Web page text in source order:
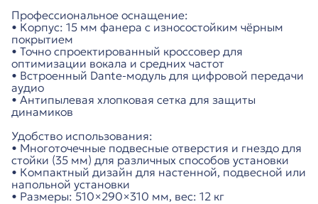
Профессиональное оснащение:
• Корпус: 15 мм фанера с износостойким чёрным
покрытием
• Точно спроектированный кроссовер для
оптимизации вокала и средних частот
• Встроенный Dante-модуль для цифровой передачи
аудио
• Антипылевая хлопковая сетка для защиты
динамиков
Удобство использования:
• Многоточечные подвесные отверстия и гнездо для
стойки (35 мм) для различных способов установки
• Компактный дизайн для настенной, подвесной или
напольной установки
• Размеры: 510×290×310 мм, вес: 12 кг